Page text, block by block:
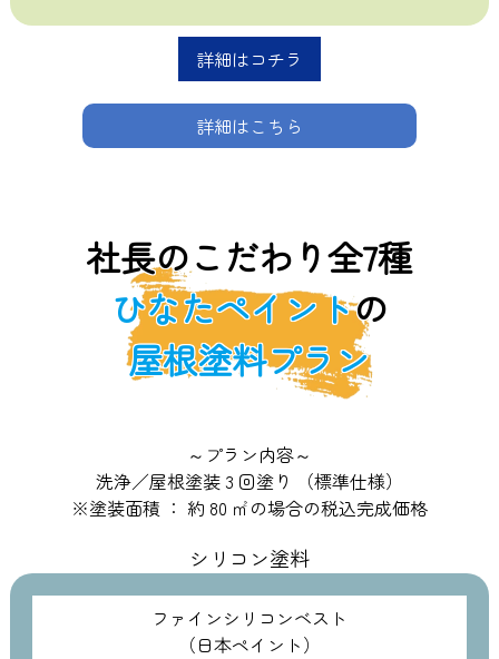
詳細はコチラ
詳細はこちら
社長のこだわり全7種
ひなたペイントの
屋根塗料プラン
～プラン内容～
洗浄／屋根塗装 3 回塗り （標準仕様）
※塗装面積 ： 約 80 ㎡の場合の税込完成価格
シリコン塗料
ファインシリコンベスト
（日本ペイント）